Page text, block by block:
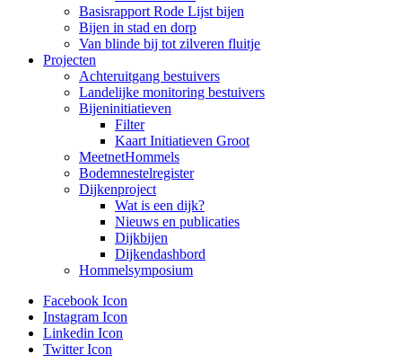
Basisrapport Rode Lijst bijen
Bijen in stad en dorp
Van blinde bij tot zilveren fluitje
Projecten
Achteruitgang bestuivers
Landelijke monitoring bestuivers
Bijeninitiatieven
Filter
Kaart Initiatieven Groot
MeetnetHommels
Bodemnestelregister
Dijkenproject
Wat is een dijk?
Nieuws en publicaties
Dijkbijen
Dijkendashbord
Hommelsymposium
Facebook Icon
Instagram Icon
Linkedin Icon
Twitter Icon